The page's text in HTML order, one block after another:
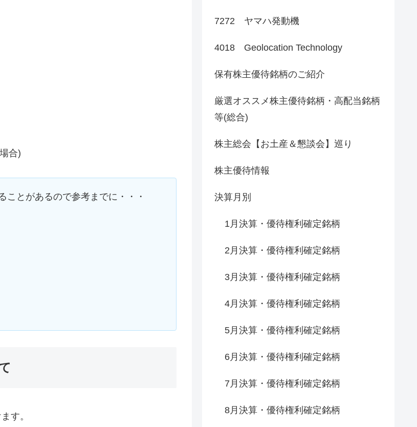
合)
とがあるので参考までに・・・
す。
7272 ヤマハ発動機
4018 Geolocation Technology
保有株主優待銘柄のご紹介
厳選オススメ株主優待銘柄・高配当銘柄
等(総合)
株主総会【お土産＆懇談会】巡り
株主優待情報
決算月別
1月決算・優待権利確定銘柄
2月決算・優待権利確定銘柄
3月決算・優待権利確定銘柄
4月決算・優待権利確定銘柄
5月決算・優待権利確定銘柄
6月決算・優待権利確定銘柄
7月決算・優待権利確定銘柄
8月決算・優待権利確定銘柄